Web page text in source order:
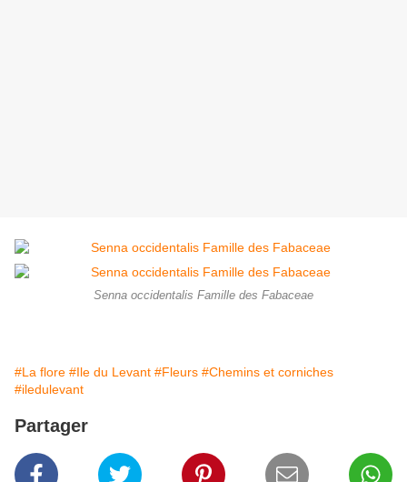
Senna occidentalis Famille des Fabaceae
#La flore #Ile du Levant #Fleurs #Chemins et corniches
#iledulevant
Partager